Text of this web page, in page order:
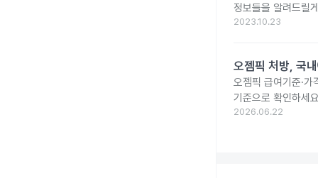
정보들을 알려드릴
2023.10.23
오젬픽 처방, 국
오젬픽 급여기준·
기준으로 확인하세
2026.06.22